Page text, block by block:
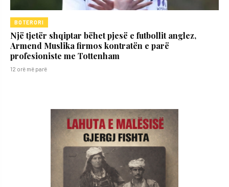
BOTERORI
Një tjetër shqiptar bëhet pjesë e futbollit anglez,
Armend Muslika firmos kontratën e parë
profesioniste me Tottenham
12 orë më parë